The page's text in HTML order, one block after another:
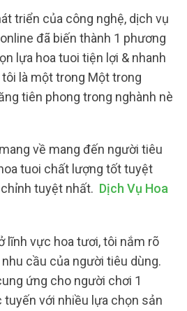
triển của công nghệ, dịch vụ
đã biến thành 1 phương
lựa hoa tuoi tiện lợi & nhanh
là một trong Một trong
tiên phong trong nghành nè
về mang đến người tiêu
tuoi chất lượng tốt tuyệt
tuyệt nhất. Dịch Vụ Hoa
lĩnh vực hoa tươi, tôi nắm rõ
cầu của người tiêu dùng.
ứng cho người chơi 1
với nhiều lựa chọn sản